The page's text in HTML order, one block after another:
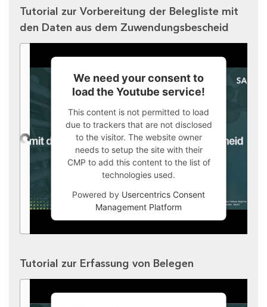
Tutorial zur Vorbereitung der Belegliste mit
den Daten aus dem Zuwendungsbescheid
We need your consent to
load the Youtube service!
This content is not permitted to load
due to trackers that are not disclosed
to the visitor. The website owner
needs to setup the site with their
CMP to add this content to the list of
technologies used.
Powered by Usercentrics Consent
Management Platform
Tutorial zur Erfassung von Belegen